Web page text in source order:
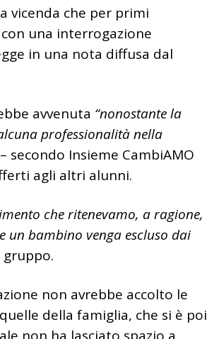
vicenda che per primi
una interrogazione
in una nota diffusa dal
avvenuta “nonostante la
professionalità nella
secondo Insieme CambiAMO
agli altri alunni.
che ritenevamo, a ragione,
bambino venga escluso dai
gruppo.
non avrebbe accolto le
della famiglia, che si è poi